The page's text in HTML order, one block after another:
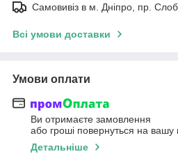
Самовивіз в м. Дніпро, пр.
Всі умови доставки
Умови оплати
Ви отримаєте замовлення
або гроші повернуться на вашу
Детальніше